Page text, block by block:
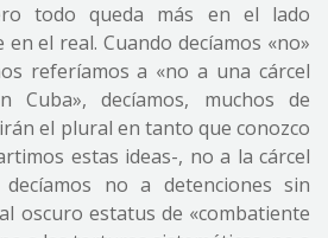
todo queda más en el lado
el real. Cuando decíamos «no»
referíamos a «no a una cárcel
Cuba», decíamos, muchos de
el plural en tanto que conozco
estas ideas-, no a la cárcel
no a detenciones sin
oscuro estatus de «combatiente